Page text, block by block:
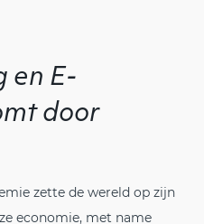
en E-
door
zette de wereld op zijn
economie, met name